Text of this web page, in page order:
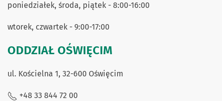
poniedziałek, środa, piątek - 8:00-16:00
wtorek, czwartek - 9:00-17:00
ODDZIAŁ OŚWIĘCIM
ul. Kościelna 1, 32-600 Oświęcim
+48 33 844 72 00